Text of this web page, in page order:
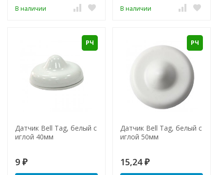
В наличии В наличии
РЧ
Датчик Bell Tag, белый с
иглой 40мм
9 ₽
РЧ
Датчик Bell Tag, белый с
иглой 50мм
15,24 ₽